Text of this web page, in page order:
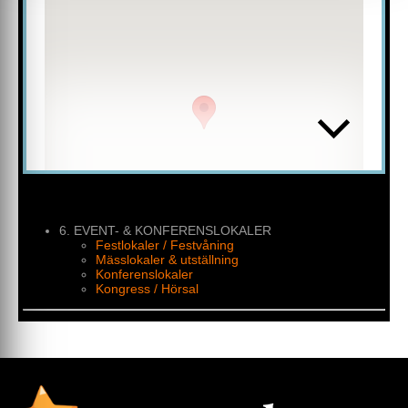
6. EVENT- & KONFERENSLOKALER
Festlokaler / Festvåning
Mässlokaler & utställning
Konferenslokaler
Kongress / Hörsal